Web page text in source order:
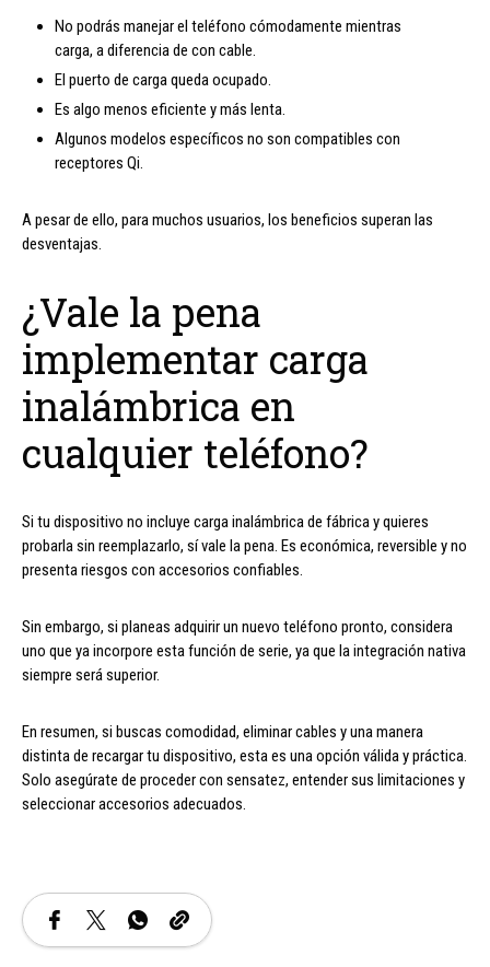
No podrás manejar el teléfono cómodamente mientras
carga, a diferencia de con cable.
El puerto de carga queda ocupado.
Es algo menos eficiente y más lenta.
Algunos modelos específicos no son compatibles con
receptores Qi.
A pesar de ello, para muchos usuarios, los beneficios superan las
desventajas.
¿Vale la pena
implementar carga
inalámbrica en
cualquier teléfono?
Si tu dispositivo no incluye carga inalámbrica de fábrica y quieres
probarla sin reemplazarlo, sí vale la pena. Es económica, reversible y no
presenta riesgos con accesorios confiables.
Sin embargo, si planeas adquirir un nuevo teléfono pronto, considera
uno que ya incorpore esta función de serie, ya que la integración nativa
siempre será superior.
En resumen, si buscas comodidad, eliminar cables y una manera
distinta de recargar tu dispositivo, esta es una opción válida y práctica.
Solo asegúrate de proceder con sensatez, entender sus limitaciones y
seleccionar accesorios adecuados.